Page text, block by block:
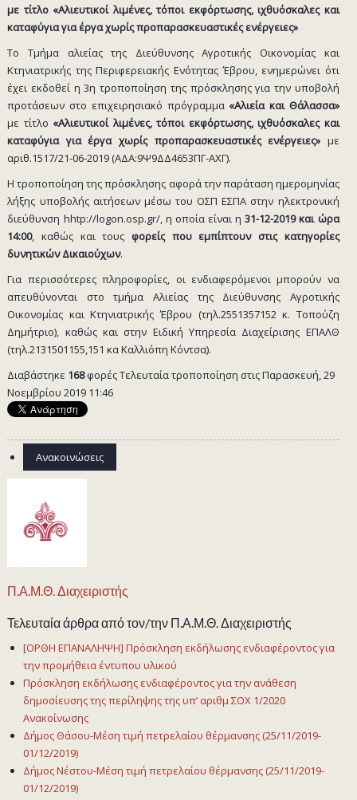
με τίτλο «Αλιευτικοί λιμένες, τόποι εκφόρτωσης, ιχθυόσκαλες και
καταφύγια για έργα χωρίς προπαρασκευαστικές ενέργειες»
Το Τμήμα αλιείας της Διεύθυνσης Αγροτικής Οικονομίας και
Κτηνιατρικής της Περιφερειακής Ενότητας Έβρου, ενημερώνει ότι
έχει εκδοθεί η 3η τροποποίηση της πρόσκλησης για την υποβολή
προτάσεων στο επιχειρησιακό πρόγραμμα «Αλιεία και Θάλασσα»
με τίτλο «Αλιευτικοί λιμένες, τόποι εκφόρτωσης, ιχθυόσκαλες και
καταφύγια για έργα χωρίς προπαρασκευαστικές ενέργειες» με
αριθ.1517/21-06-2019 (ΑΔΑ:9Ψ9ΔΔ4653ΠΓ-ΑΧΓ).
Η τροποποίηση της πρόσκλησης αφορά την παράταση ημερομηνίας
λήξης υποβολής αιτήσεων μέσω του ΟΣΠ ΕΣΠΑ στην ηλεκτρονική
διεύθυνση hhtp://logon.osp.gr/, η οποία είναι η31-12-2019 και ώρα
14:00, καθώς και τους φορείς που εμπίπτουν στις κατηγορίες
δυνητικών Δικαιούχων.
Για περισσότερες πληροφορίες, οι ενδιαφερόμενοι μπορούν να
απευθύνονται στο τμήμα Αλιείας της Διεύθυνσης Αγροτικής
Οικονομίας και Κτηνιατρικής Έβρου (τηλ.2551357152 κ. Τοπούζη
Δημήτριο), καθώς και στην Ειδική Υπηρεσία Διαχείρισης ΕΠΑΛΘ
(τηλ.2131501155,151 κα Καλλιόπη Κόντσα).
Διαβάστηκε 168φορέςΤελευταία τροποποίηση στις Παρασκευή, 29
Νοεμβρίου 2019 11:46
Ανακοινώσεις
Π.Α.Μ.Θ. Διαχειριστής
Τελευταία άρθρα από τον/την Π.Α.Μ.Θ. Διαχειριστής
[ΟΡΘΗ ΕΠΑΝΑΛΗΨΗ] Πρόσκληση εκδήλωσης ενδιαφέροντος για
την προμήθεια έντυπου υλικού
Πρόσκληση εκδήλωσης ενδιαφέροντος για την ανάθεση
δημοσίευσης της περίληψης της υπ’ αριθμ ΣΟΧ 1/2020
Ανακοίνωσης
Δήμος Θάσου-Μέση τιμή πετρελαίου θέρμανσης (25/11/2019-
01/12/2019)
Δήμος Νέστου-Μέση τιμή πετρελαίου θέρμανσης (25/11/2019-
01/12/2019)